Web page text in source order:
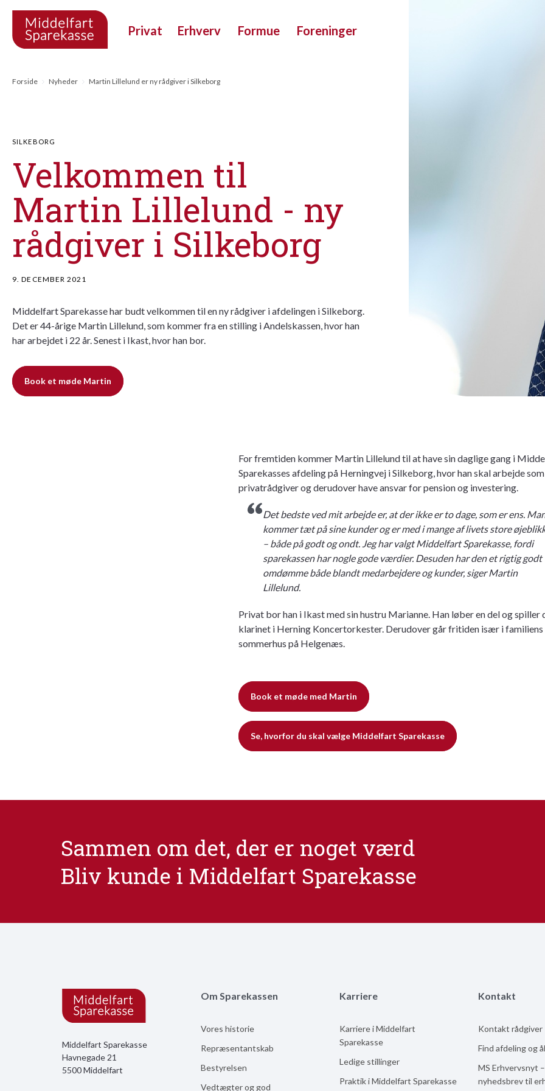
Privat Erhverv Formue Foreninger
Forside Nyheder Martin Lillelund er ny rådgiver i Silkeborg
SILKEBORG
Velkommen til
Martin Lillelund - ny
rådgiver i Silkeborg
9. DECEMBER 2021
Middelfart Sparekasse har budt velkommen til en ny rådgiver i afdelingen i Silkeborg.
Det er 44-årige Martin Lillelund, som kommer fra en stilling i Andelskassen, hvor han
har arbejdet i 22 år. Senest i Ikast, hvor han bor.
Book et møde Martin
For fremtiden kommer Martin Lillelund til at have sin daglige gang i
Sparekasses afdeling på Herningvej i Silkeborg, hvor han skal arbejde som
privatrådgiver og derudover have ansvar for pension og investering.
Det bedste ved mit arbejde er, at der ikke er to dage, som er ens.
kommer tæt på sine kunder og er med i mange af livets store
– både på godt og ondt. Jeg har valgt Middelfart Sparekasse, fordi
sparekassen har nogle gode værdier. Desuden har den et rigtig godt
omdømme både blandt medarbejdere og kunder, siger Martin
Lillelund.
Privat bor han i Ikast med sin hustru Marianne. Han løber en del og spiller
klarinet i Herning Koncertorkester. Derudover går fritiden især i familiens
sommerhus på Helgenæs.
Book et møde med Martin
Se, hvorfor du skal vælge Middelfart Sparekasse
Sammen om det, der er noget værd
Bliv kunde i Middelfart Sparekasse
Middelfart Sparekasse
Havnegade 21
5500 Middelfart
Om Sparekassen
Vores historie
Repræsentantskab
Bestyrelsen
Vedtægter og god
Karriere
Karriere i Middelfart
Sparekasse
Ledige stillinger
Praktik i Middelfart Sparekasse
Kontakt
Kontakt rådgiver
Find afdeling og
MS Erhvervsnyt
nyhedsbrev til